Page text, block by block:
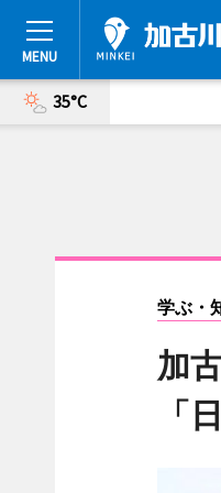
35°C
学ぶ・
加
「